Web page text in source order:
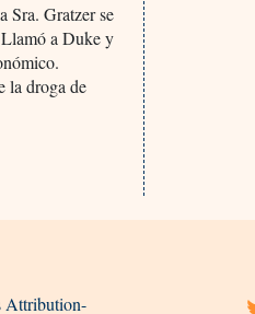
Sra. Gratzer se
Llamó a Duke y
la droga de
Attribution-